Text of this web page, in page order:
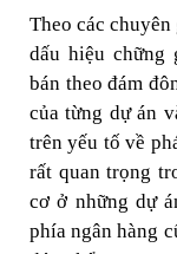
Theo các
dấu hiệu chững
bán theo đám
của từng dự án
trên yếu tố về
rất quan trọng
cơ ở những dự
phía ngân hàng